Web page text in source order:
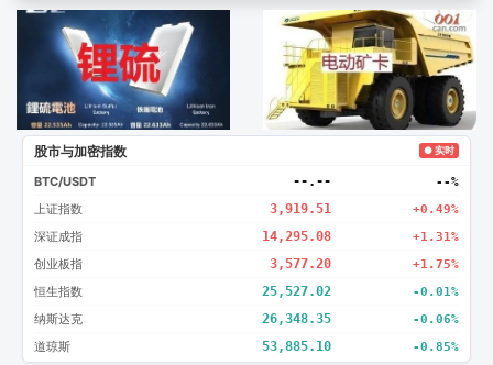
广告2 创新
股市与加密指数 ● 实时
BTC/USDT --.-- --%
上证指数 3,919.51 +0.49%
深证成指 14,295.08 +1.31%
创业板指 3,577.20 +1.75%
恒生指数 25,527.02 -0.01%
纳斯达克 26,348.35 -0.06%
道琼斯 53,885.10 -0.85%